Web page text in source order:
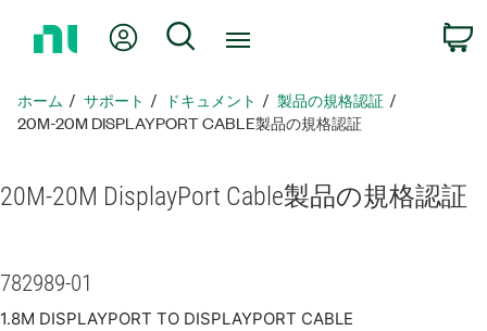
ペ
ー
戻
Myアカウント
検索
ホーム サポート ドキュメント
製品​の​規格​認証
20M-20M DISPLAYPORT CABLE製品​の​規格​認証
20M-20M DisplayPort Cable製品​の​規格​認証
782989-01
1.8M DISPLAYPORT TO DISPLAYPORT CABLE